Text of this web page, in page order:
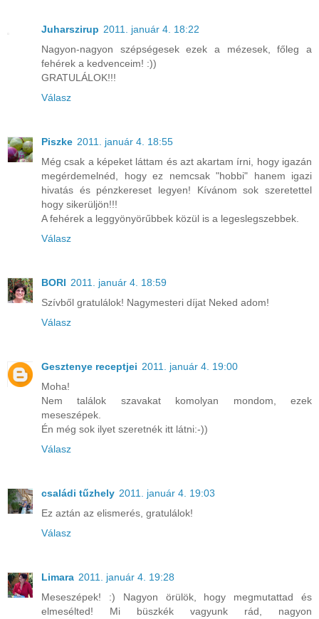
Juharszirup 2011. január 4. 18:22
Nagyon-nagyon szépségesek ezek a mézesek, főleg a
fehérek a kedvenceim! :))
GRATULÁLOK!!!
Válasz
Piszke 2011. január 4. 18:55
Még csak a képeket láttam és azt akartam írni, hogy igazán
megérdemelnéd, hogy ez nemcsak "hobbi" hanem igazi
hivatás és pénzkereset legyen! Kívánom sok szeretettel
hogy sikerüljön!!!
A fehérek a leggyönyörűbbek közül is a legeslegszebbek.
Válasz
BORI 2011. január 4. 18:59
Szívből gratulálok! Nagymesteri díjat Neked adom!
Válasz
Gesztenye receptjei 2011. január 4. 19:00
Moha!
Nem találok szavakat komolyan mondom, ezek
meseszépek.
Én még sok ilyet szeretnék itt látni:-))
Válasz
családi tűzhely 2011. január 4. 19:03
Ez aztán az elismerés, gratulálok!
Válasz
Limara 2011. január 4. 19:28
Meseszépek! :) Nagyon örülök, hogy megmutattad és
elmesélted! Mi büszkék vagyunk rád, nagyon